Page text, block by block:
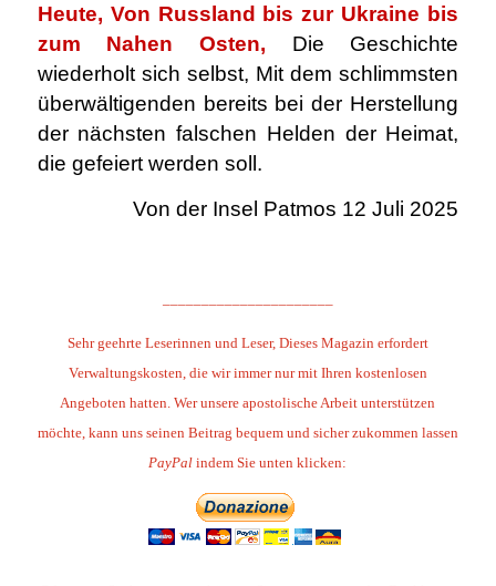
Heute, Von Russland bis zur Ukraine bis
zum Nahen Osten, Die Geschichte
wiederholt sich selbst, Mit dem schlimmsten
überwältigenden bereits bei der Herstellung
der nächsten falschen Helden der Heimat,
die gefeiert werden soll.
Von der Insel Patmos 12 Juli 2025
Sehr geehrte Leserinnen und Leser, Dieses Magazin erfordert
Verwaltungskosten, die wir immer nur mit Ihren kostenlosen
Angeboten hatten. Wer unsere apostolische Arbeit unterstützen
möchte, kann uns seinen Beitrag bequem und sicher zukommen lassen
PayPal indem Sie unten klicken: